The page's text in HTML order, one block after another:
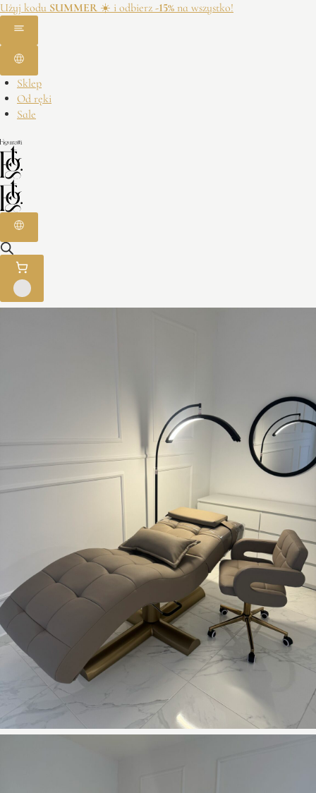
Użyj kodu SUMMER ☀️ i odbierz -15% na wszystko!
Sklep
Od ręki
Sale